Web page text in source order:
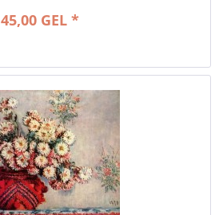
45,00 GEL *